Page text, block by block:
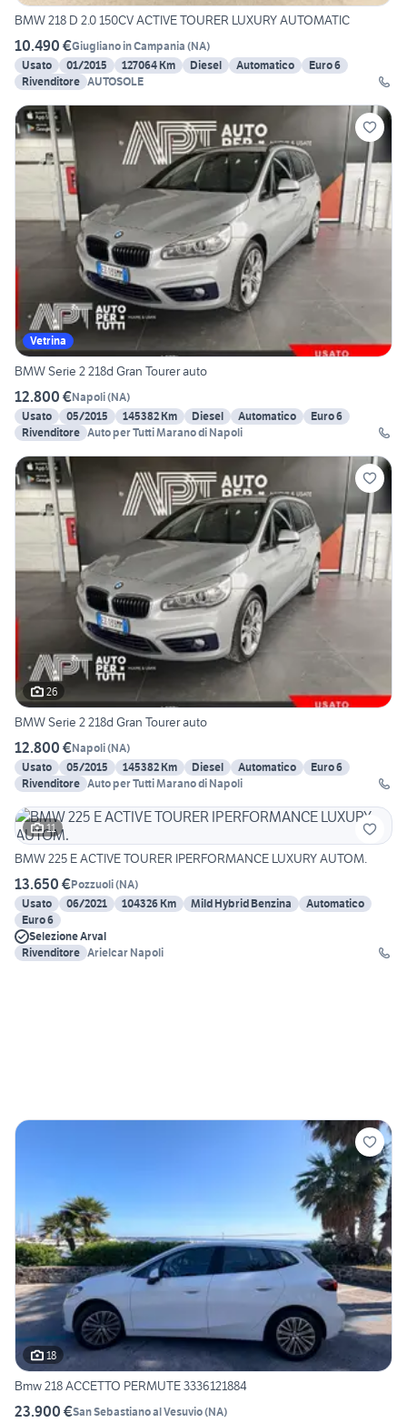
BMW 218 D 2.0 150CV ACTIVE TOURER LUXURY AUTOMATIC
10.490 €Giugliano in Campania (NA)
Usato
01/2015 127064 Km Diesel Automatico
Euro 6
Rivenditore AUTOSOLE
Vetrina
BMW Serie 2 218d Gran Tourer auto
12.800 €Napoli(NA)
Usato
05/2015 145382 Km Diesel Automatico
Euro 6
Rivenditore Auto per Tutti Marano di Napoli
26
BMW Serie 2 218d Gran Tourer auto
12.800 €Napoli(NA)
Usato
05/2015 145382 Km Diesel Automatico
Euro 6
Rivenditore Auto per Tutti Marano di Napoli
11
BMW 225 E ACTIVE TOURER IPERFORMANCE LUXURY AUTOM.
13.650 €Pozzuoli(NA)
Usato
06/2021 104326 Km Mild Hybrid Benzina
Automatico
Euro 6
Selezione Arval
Rivenditore Arielcar Napoli
18
Bmw 218 ACCETTO PERMUTE 3336121884
23.900 €San Sebastiano al Vesuvio(NA)